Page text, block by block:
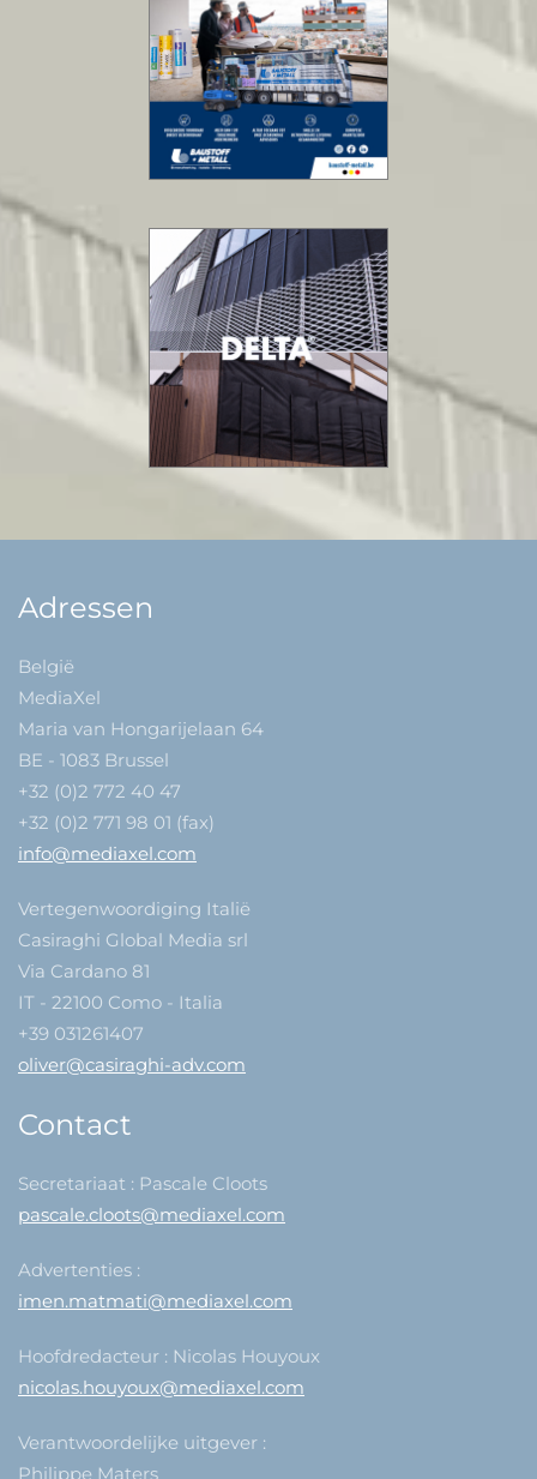
Adressen
België
MediaXel
Maria van Hongarijelaan 64
BE - 1083 Brussel
+32 (0)2 772 40 47
+32 (0)2 771 98 01 (fax)
info@mediaxel.com
Vertegenwoordiging Italië
Casiraghi Global Media srl
Via Cardano 81
IT - 22100 Como - Italia
+39 031261407
oliver@casiraghi-adv.com
Contact
Secretariaat : Pascale Cloots
pascale.cloots@mediaxel.com
Advertenties :
imen.matmati@mediaxel.com
Hoofdredacteur : Nicolas Houyoux
nicolas.houyoux@mediaxel.com
Verantwoordelijke uitgever :
Philippe Maters